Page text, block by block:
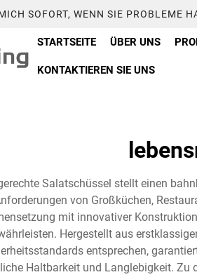
SOFORT, WENN SIE PROBLEME
STARTSEITE ÜBER UNS
KONTAKTIEREN SIE UNS
Salatschüssel stellt einen
von Großküchen,
mit innovativer
Hergestellt aus
entsprechen,
Haltbarkeit und Langlebigkeit.